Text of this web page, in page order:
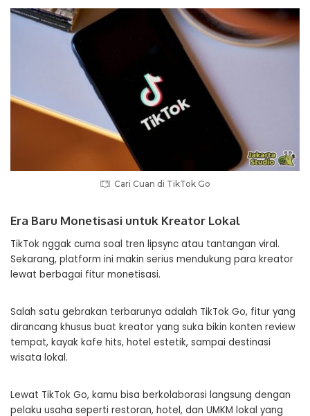
Cari Cuan di TikTok Go
Era Baru Monetisasi untuk Kreator Lokal
TikTok nggak cuma soal tren lipsync atau tantangan viral.
Sekarang, platform ini makin serius mendukung para kreator
lewat berbagai fitur monetisasi.
Salah satu gebrakan terbarunya adalah TikTok Go, fitur yang
dirancang khusus buat kreator yang suka bikin konten review
tempat, kayak kafe hits, hotel estetik, sampai destinasi
wisata lokal.
Lewat TikTok Go, kamu bisa berkolaborasi langsung dengan
pelaku usaha seperti restoran, hotel, dan UMKM lokal yang